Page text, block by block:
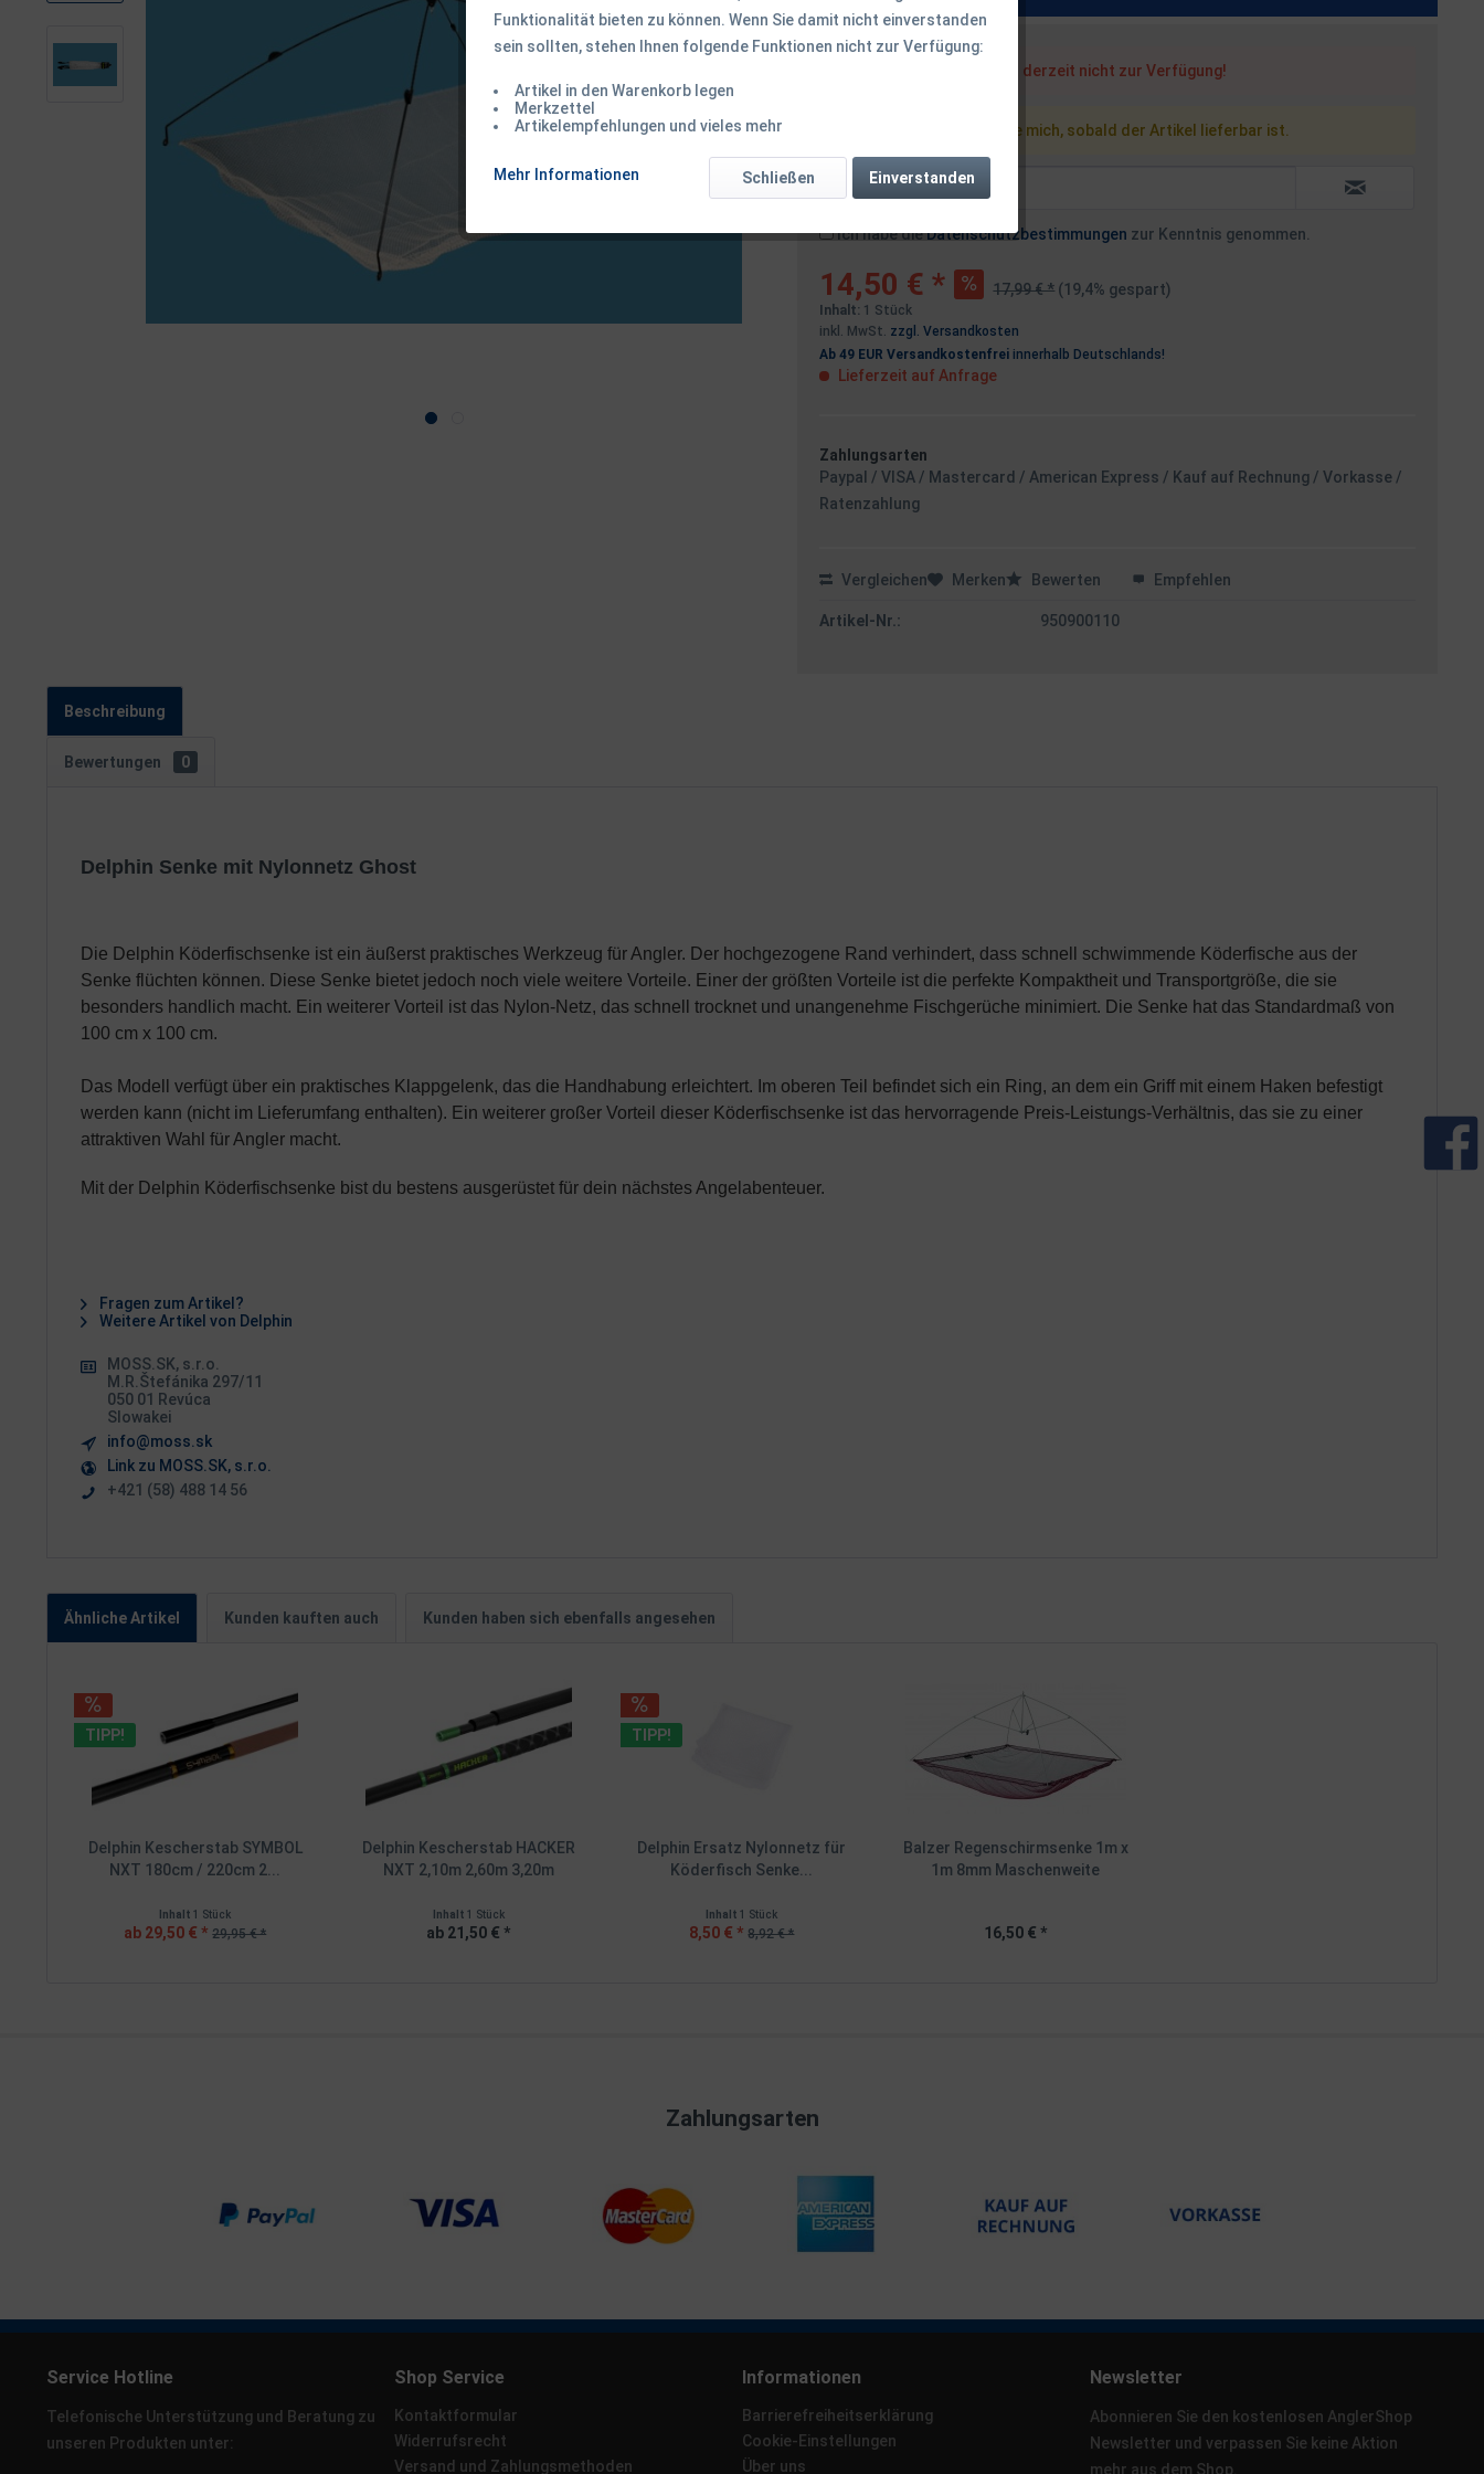
Dieser Artikel steht derzeit nicht zur Verfügung!
Benachrichtigen Sie mich, sobald der Artikel lieferbar ist.
Ich habe dieDatenschutzbestimmungen zur Kenntnis genommen.
14,50 € * 17,99 € * (19,4% gespart)
Inhalt: 1 Stück
inkl. MwSt. zzgl. Versandkosten
Ab 49 EUR Versandkostenfrei innerhalb Deutschlands!
Lieferzeit auf Anfrage
Zahlungsarten
Paypal / VISA / Mastercard / American Express / Kauf auf Rechnung / Vorkasse /
Ratenzahlung
Vergleichen Merken Bewerten Empfehlen
Artikel-Nr.: 950900110
Beschreibung
Bewertungen 0
Delphin Senke mit Nylonnetz Ghost
Die Delphin Köderfischsenke ist ein äußerst praktisches Werkzeug für Angler. Der hochgezogene Rand verhindert, dass schnell schwimmende Köderfische aus der
Senke flüchten können. Diese Senke bietet jedoch noch viele weitere Vorteile. Einer der größten Vorteile ist die perfekte Kompaktheit und Transportgröße, die sie
besonders handlich macht. Ein weiterer Vorteil ist das Nylon-Netz, das schnell trocknet und unangenehme Fischgerüche minimiert. Die Senke hat das Standardmaß von
100 cm x 100 cm.
Das Modell verfügt über ein praktisches Klappgelenk, das die Handhabung erleichtert. Im oberen Teil befindet sich ein Ring, an dem ein Griff mit einem Haken befestigt
werden kann (nicht im Lieferumfang enthalten). Ein weiterer großer Vorteil dieser Köderfischsenke ist das hervorragende Preis-Leistungs-Verhältnis, das sie zu einer
attraktiven Wahl für Angler macht.
Mit der Delphin Köderfischsenke bist du bestens ausgerüstet für dein nächstes Angelabenteuer.
Fragen zum Artikel?
Weitere Artikel von Delphin
MOSS.SK, s.r.o.
M.R.Štefánika 297/11
050 01 Revúca
Slowakei
info@moss.sk
Link zu MOSS.SK, s.r.o.
+421 (58) 488 14 56
Ähnliche Artikel Kunden kauften auch Kunden haben sich ebenfalls angesehen
TIPP!
Delphin Kescherstab SYMBOL
NXT 180cm / 220cm 2...
Inhalt1 Stück
ab 29,50 € * 29,95 € *
Delphin Kescherstab HACKER
NXT 2,10m 2,60m 3,20m
Inhalt 1 Stück
ab 21,50 € *
TIPP!
Delphin Ersatz Nylonnetz für
Köderfisch Senke...
Inhalt1 Stück
8,50 € * 8,92 € *
Balzer Regenschirmsenke 1m x
1m 8mm Maschenweite
16,50 € *
Zahlungsarten
Service Hotline
Telefonische Unterstützung und Beratung zu
unseren Produkten unter:
Shop Service
Kontaktformular
Widerrufsrecht
Versand und Zahlungsmethoden
Informationen
Barrierefreiheitserklärung
Cookie-Einstellungen
Über uns
Newsletter
Abonnieren Sie den kostenlosen AnglerShop
Newsletter und verpassen Sie keine Aktion
mehr aus dem Shop.
Funktionalität bieten zu können. Wenn Sie damit nicht einverstanden
sein sollten, stehen Ihnen folgende Funktionen nicht zur Verfügung:
Artikel in den Warenkorb legen
Merkzettel
Artikelempfehlungen und vieles mehr
Mehr Informationen Einverstanden
Schließen